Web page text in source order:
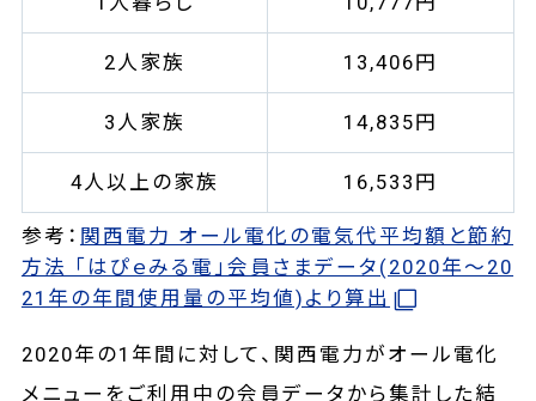
2人家族 13,406円
3人家族 14,835円
4人以上の家族 16,533円
参考： 関西電力 オール電化の電気代平均額と節約
方法 「はぴｅみる電」会員さまデータ(2020年～20
21年の年間使用量の平均値)より算出
2020年の1年間に対して、関西電力がオール電化
メニューをご利用中の会員データから集計した結